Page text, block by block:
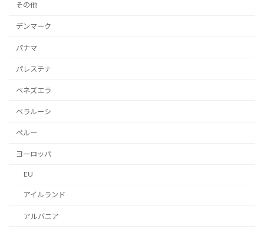
その他
デンマーク
パナマ
パレスチナ
ベネズエラ
ベラルーシ
ペルー
ヨーロッパ
EU
アイルランド
アルバニア